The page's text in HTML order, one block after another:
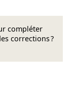
compléter
corrections ?
Bluesky
sur Facebook